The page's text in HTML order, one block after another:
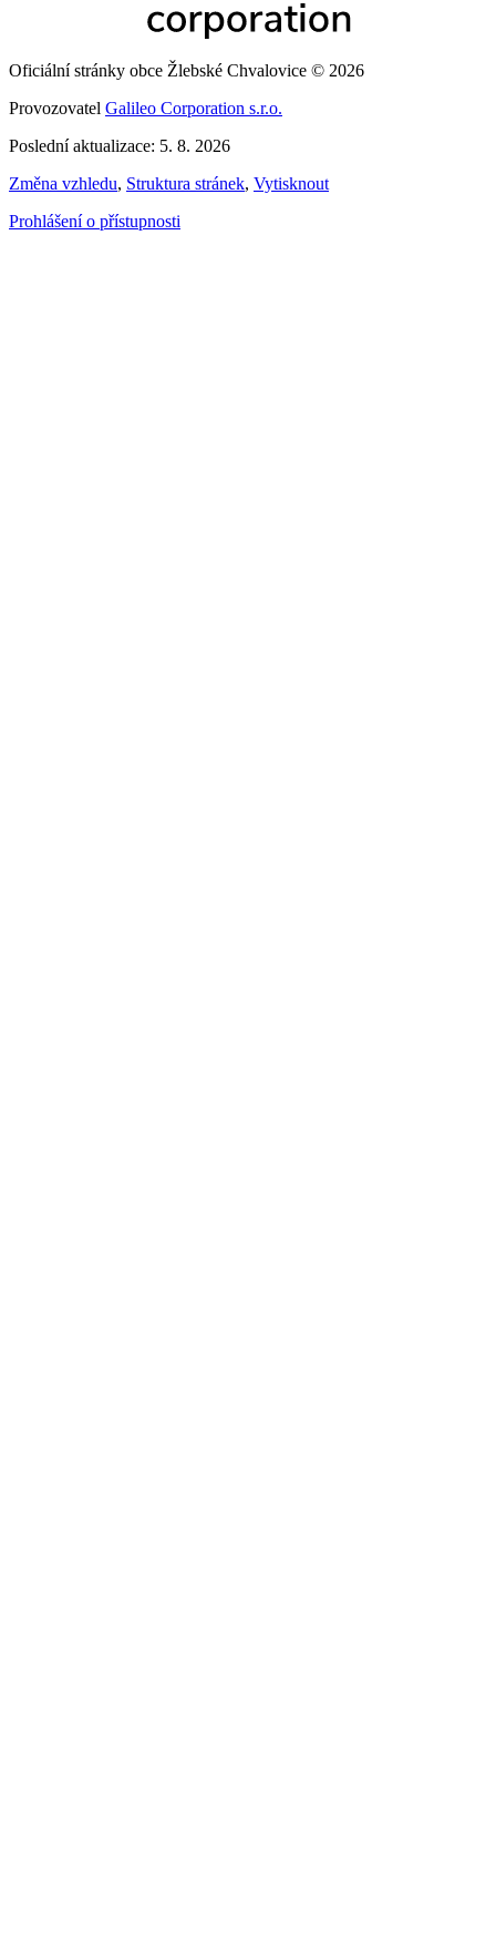
Oficiální stránky obce Žlebské Chvalovice © 2026
Provozovatel Galileo Corporation s.r.o.
Poslední aktualizace: 5. 8. 2026
Změna vzhledu, Struktura stránek, Vytisknout
Prohlášení o přístupnosti